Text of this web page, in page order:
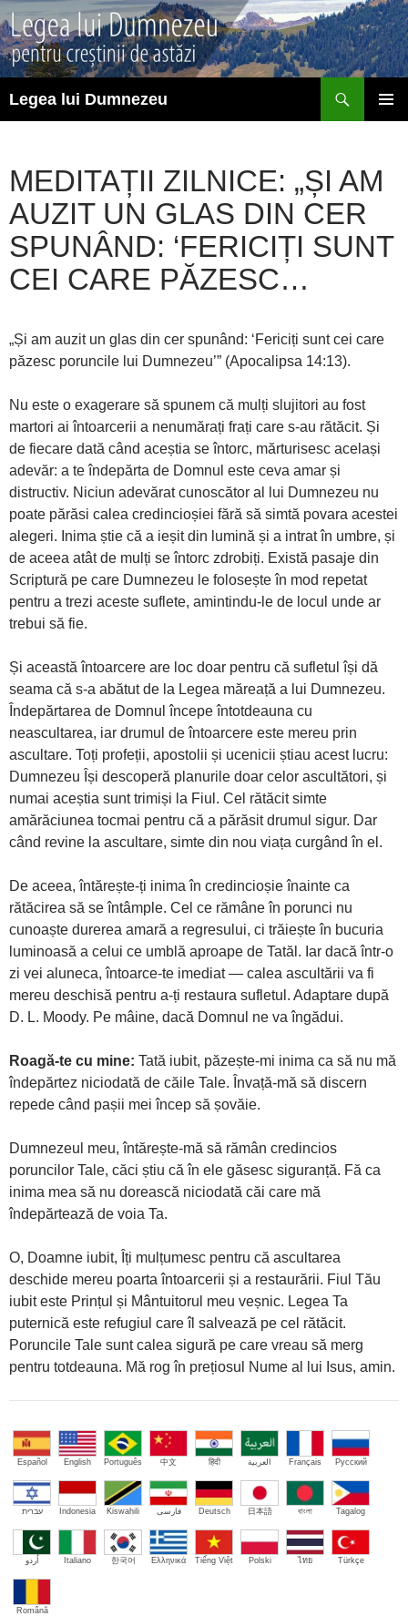
Sari
la
conținut
Legea lui Dumnezeu
MEDITAȚII ZILNICE: „ȘI AM
AUZIT UN GLAS DIN CER
SPUNÂND: ‘FERICIȚI SUNT
CEI CARE PĂZESC…
„Și am auzit un glas din cer spunând: ‘Fericiți sunt cei care
păzesc poruncile lui Dumnezeu’” (Apocalipsa 14:13).
Nu este o exagerare să spunem că mulți slujitori au fost
martori ai întoarcerii a nenumărați frați care s-au rătăcit. Și
de fiecare dată când aceștia se întorc, mărturisesc același
adevăr: a te îndepărta de Domnul este ceva amar și
distructiv. Niciun adevărat cunoscător al lui Dumnezeu nu
poate părăsi calea credincioșiei fără să simtă povara acestei
alegeri. Inima știe că a ieșit din lumină și a intrat în umbre, și
de aceea atât de mulți se întorc zdrobiți. Există pasaje din
Scriptură pe care Dumnezeu le folosește în mod repetat
pentru a trezi aceste suflete, amintindu-le de locul unde ar
trebui să fie.
Și această întoarcere are loc doar pentru că sufletul își dă
seama că s-a abătut de la Legea măreață a lui Dumnezeu.
Îndepărtarea de Domnul începe întotdeauna cu
neascultarea, iar drumul de întoarcere este mereu prin
ascultare. Toți profeții, apostolii și ucenicii știau acest lucru:
Dumnezeu Își descoperă planurile doar celor ascultători, și
numai aceștia sunt trimiși la Fiul. Cel rătăcit simte
amărăciunea tocmai pentru că a părăsit drumul sigur. Dar
când revine la ascultare, simte din nou viața curgând în el.
De aceea, întărește-ți inima în credincioșie înainte ca
rătăcirea să se întâmple. Cel ce rămâne în porunci nu
cunoaște durerea amară a regresului, ci trăiește în bucuria
luminoasă a celui ce umblă aproape de Tatăl. Iar dacă într-o
zi vei aluneca, întoarce-te imediat — calea ascultării va fi
mereu deschisă pentru a-ți restaura sufletul. Adaptare după
D. L. Moody. Pe mâine, dacă Domnul ne va îngădui.
Roagă-te cu mine: Tată iubit, păzește-mi inima ca să nu mă
îndepărtez niciodată de căile Tale. Învață-mă să discern
repede când pașii mei încep să șovăie.
Dumnezeul meu, întărește-mă să rămân credincios
poruncilor Tale, căci știu că în ele găsesc siguranță. Fă ca
inima mea să nu dorească niciodată căi care mă
îndepărtează de voia Ta.
O, Doamne iubit, Îți mulțumesc pentru că ascultarea
deschide mereu poarta întoarcerii și a restaurării. Fiul Tău
iubit este Prințul și Mântuitorul meu veșnic. Legea Ta
puternică este refugiul care îl salvează pe cel rătăcit.
Poruncile Tale sunt calea sigură pe care vreau să merg
pentru totdeauna. Mă rog în prețiosul Nume al lui Isus, amin.
Español English Português 中文 हिंदी العربية Français Русский
עברית Indonesia Kiswahili فارسی Deutsch 日本語 বাংলা Tagalog
اُردو Italiano 한국어 Ελληνικά Tiếng Việt Polski ไทย Türkçe
Română